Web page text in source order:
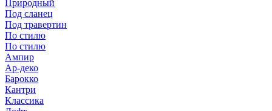
Природный
Под сланец
Под травертин
По стилю
По стилю
Ампир
Ар-деко
Барокко
Кантри
Классика